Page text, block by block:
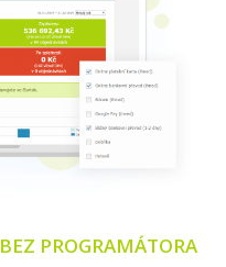
PROGRAMÁTORA